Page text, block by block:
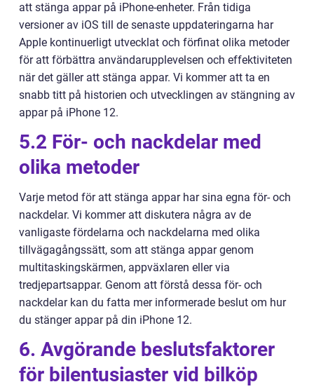
att stänga appar på iPhone-enheter. Från tidiga
versioner av iOS till de senaste uppdateringarna har
Apple kontinuerligt utvecklat och förfinat olika metoder
för att förbättra användarupplevelsen och effektiviteten
när det gäller att stänga appar. Vi kommer att ta en
snabb titt på historien och utvecklingen av stängning av
appar på iPhone 12.
5.2 För- och nackdelar med
olika metoder
Varje metod för att stänga appar har sina egna för- och
nackdelar. Vi kommer att diskutera några av de
vanligaste fördelarna och nackdelarna med olika
tillvägagångssätt, som att stänga appar genom
multitaskingskärmen, appväxlaren eller via
tredjepartsappar. Genom att förstå dessa för- och
nackdelar kan du fatta mer informerade beslut om hur
du stänger appar på din iPhone 12.
6. Avgörande beslutsfaktorer
för bilentusiaster vid bilköp